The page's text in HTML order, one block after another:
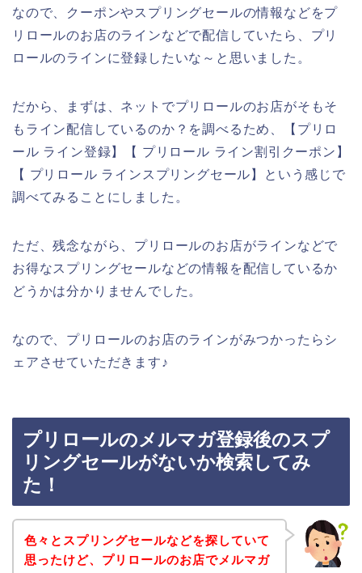
なので、クーポンやスプリングセールの情報などをプ
リロールのお店のラインなどで配信していたら、プリ
ロールのラインに登録したいな～と思いました。
だから、まずは、ネットでプリロールのお店がそもそ
もライン配信しているのか？を調べるため、【プリロ
ール ライン登録】【 プリロール ライン割引クーポン】
【 プリロール ラインスプリングセール】という感じで
調べてみることにしました。
ただ、残念ながら、プリロールのお店がラインなどで
お得なスプリングセールなどの情報を配信しているか
どうかは分かりませんでした。
なので、プリロールのお店のラインがみつかったらシ
ェアさせていただきます♪
プリロールのメルマガ登録後のスプ
リングセールがないか検索してみ
た！
色々とスプリングセールなどを探していて
思ったけど、プリロールのお店でメルマガ